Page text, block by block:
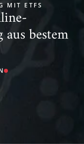
MIT ETFS
bestem